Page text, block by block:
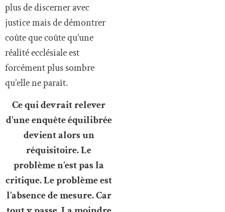
plus de discerner avec
justice mais de démontrer
coûte que coûte qu’une
réalité ecclésiale est
forcément plus sombre
qu’elle ne paraît.
Ce qui devrait relever
d’une enquête équilibrée
devient alors un
réquisitoire. Le
problème n’est pas la
critique. Le problème est
l’absence de mesure. Car